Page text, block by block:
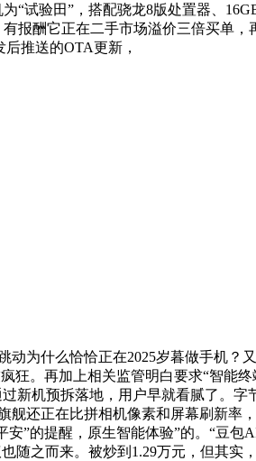
试验田”，搭配骁龙8版处置器、
报酬它正在二手市场溢价三倍买单
推送的OTA更新，
动为什么恰恰正在2025岁暮做手机？
。再加上相关监管明白要求“智能
新机预拆落地，用户早就看腻了。
还正在比拼相机像素和屏幕刷新率
”的提醒，原生智能体验”的。“豆
之而来。被炒到1.29万元，但其